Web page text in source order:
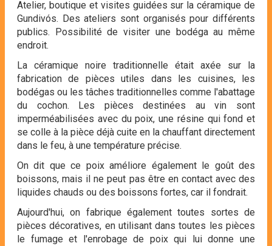
Atelier, boutique et visites guidées sur la céramique de
Gundivós. Des ateliers sont organisés pour différents
publics. Possibilité de visiter une bodéga au même
endroit.
La céramique noire traditionnelle était axée sur la
fabrication de pièces utiles dans les cuisines, les
bodégas ou les tâches traditionnelles comme l'abattage
du cochon. Les pièces destinées au vin sont
imperméabilisées avec du poix, une résine qui fond et
se colle à la pièce déjà cuite en la chauffant directement
dans le feu, à une température précise.
On dit que ce poix améliore également le goût des
boissons, mais il ne peut pas être en contact avec des
liquides chauds ou des boissons fortes, car il fondrait.
Aujourd'hui, on fabrique également toutes sortes de
pièces décoratives, en utilisant dans toutes les pièces
le fumage et l'enrobage de poix qui lui donne une